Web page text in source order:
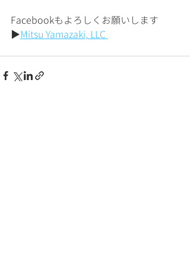
Facebookもよろしくお願いします
▶︎Mitsu Yamazaki, LLC